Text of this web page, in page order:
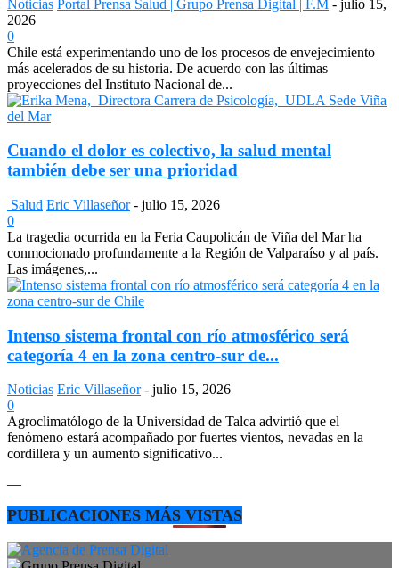
Noticias Portal Prensa Salud | Grupo Prensa Digital | F.M - julio 15,
2026
0
Chile está experimentando uno de los procesos de envejecimiento
más acelerados de su historia. De acuerdo con las últimas
proyecciones del Instituto Nacional de...
Cuando el dolor es colectivo, la salud mental
también debe ser una prioridad
Salud Eric Villaseñor - julio 15, 2026
0
La tragedia ocurrida en la Feria Caupolicán de Viña del Mar ha
conmocionado profundamente a la Región de Valparaíso y al país.
Las imágenes,...
Intenso sistema frontal con río atmosférico será
categoría 4 en la zona centro-sur de...
Noticias Eric Villaseñor - julio 15, 2026
0
Agroclimatólogo de la Universidad de Talca advirtió que el
fenómeno estará acompañado por fuertes vientos, nevadas en la
cordillera y un aumento significativo...
—
PUBLICACIONES MÁS VISTAS